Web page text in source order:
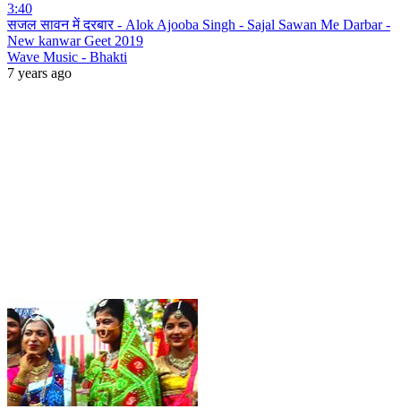
3:40
सजल सावन में दरबार - Alok Ajooba Singh - Sajal Sawan Me Darbar -
New kanwar Geet 2019
Wave Music - Bhakti
7 years ago